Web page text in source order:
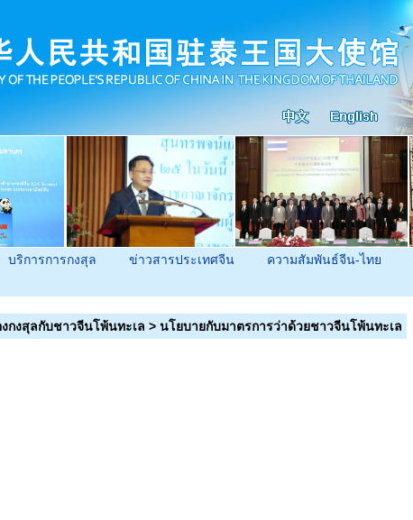
บริการการกงสุล ข่าวสารประเทศจีน ความสัมพันธ์จีน-ไทย
กงสุลกับชาวจีนโพ้นทะเล > นโยบายกับมาตรการว่าด้วยชาวจีนโพ้นทะเล